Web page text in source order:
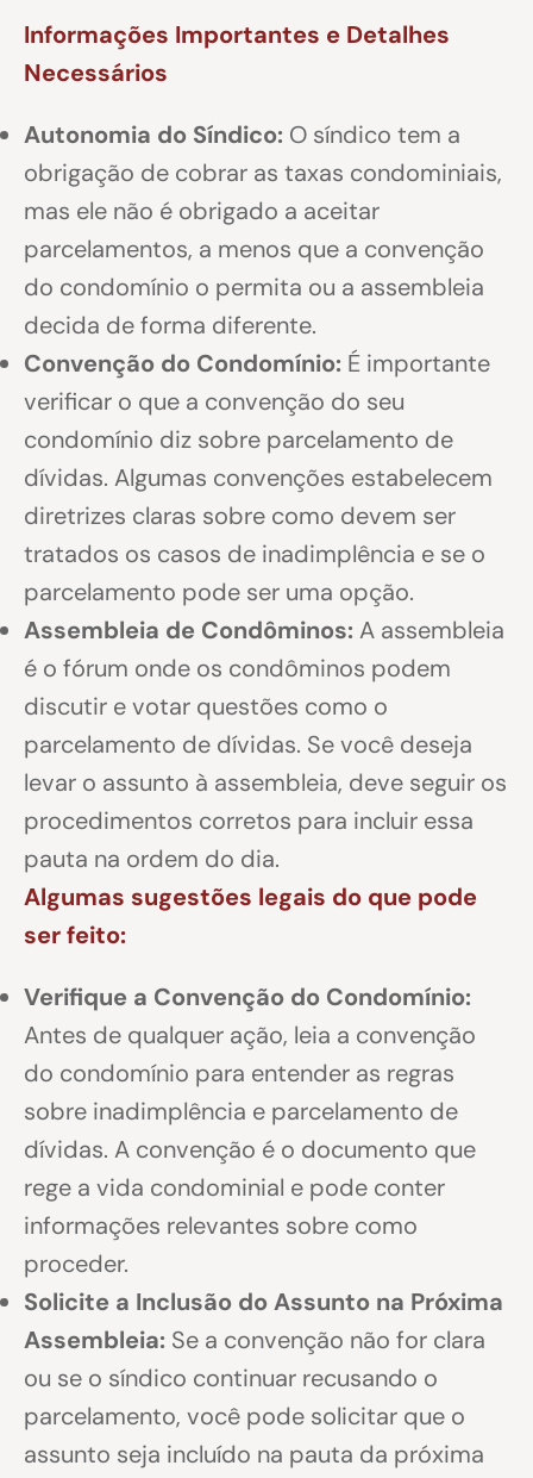
Informações Importantes e Detalhes
Necessários
Autonomia do Síndico: O síndico tem a
obrigação de cobrar as taxas condominiais,
mas ele não é obrigado a aceitar
parcelamentos, a menos que a convenção
do condomínio o permita ou a assembleia
decida de forma diferente.
Convenção do Condomínio: É importante
verificar o que a convenção do seu
condomínio diz sobre parcelamento de
dívidas. Algumas convenções estabelecem
diretrizes claras sobre como devem ser
tratados os casos de inadimplência e se o
parcelamento pode ser uma opção.
Assembleia de Condôminos: A assembleia
é o fórum onde os condôminos podem
discutir e votar questões como o
parcelamento de dívidas. Se você deseja
levar o assunto à assembleia, deve seguir os
procedimentos corretos para incluir essa
pauta na ordem do dia.
Algumas sugestões legais do que pode
ser feito:
Verifique a Convenção do Condomínio:
Antes de qualquer ação, leia a convenção
do condomínio para entender as regras
sobre inadimplência e parcelamento de
dívidas. A convenção é o documento que
rege a vida condominial e pode conter
informações relevantes sobre como
proceder.
Solicite a Inclusão do Assunto na Próxima
Assembleia: Se a convenção não for clara
ou se o síndico continuar recusando o
parcelamento, você pode solicitar que o
assunto seja incluído na pauta da próxima